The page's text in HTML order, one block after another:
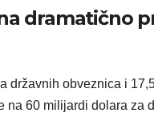
dramatično
državnih obveznica i
na 60 milijardi dolara za